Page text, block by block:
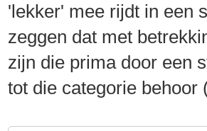
'lekker' mee rijdt in een
zeggen dat met
zijn die prima door een
tot die categorie